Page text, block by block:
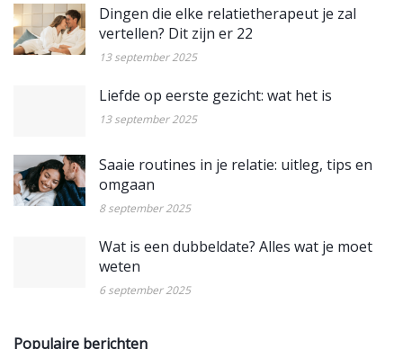
Dingen die elke relatietherapeut je zal
vertellen? Dit zijn er 22
13 september 2025
Liefde op eerste gezicht: wat het is
13 september 2025
Saaie routines in je relatie: uitleg, tips en
omgaan
8 september 2025
Wat is een dubbeldate? Alles wat je moet
weten
6 september 2025
Populaire berichten